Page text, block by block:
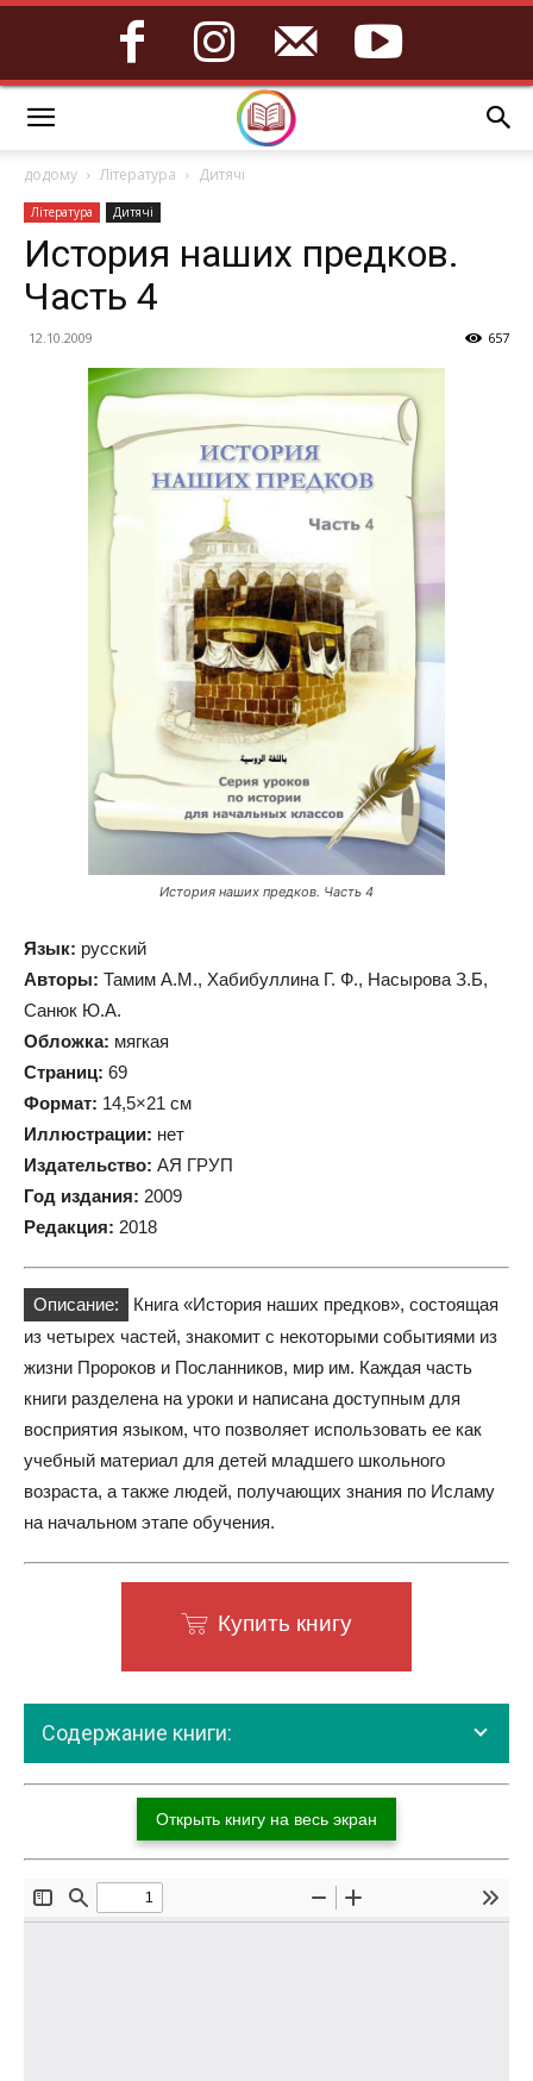
додому Література Дитячі
Література Дитячі
История наших предков.
Часть 4
12.10.2009 657
История наших предков. Часть 4
Язык: русский
Aвторы: Тамим А.М., Хабибуллина Г. Ф., Насырова З.Б,
Санюк Ю.А.
Обложка: мягкая
Страниц: 69
Формат: 14,5×21 см
Иллюстрации: нет
Издательство: АЯ ГРУП
Год издания: 2009
Редакция: 2018
Описание:
Книга «История наших предков», состоящая
из четырех частей, знакомит с некоторыми событиями из
жизни Пророков и Посланников, мир им. Каждая часть
книги разделена на уроки и написана доступным для
восприятия языком, что позволяет использовать ее как
учебный материал для детей младшего школьного
возраста, а также людей, получающих знания по Исламу
на начальном этапе обучения.
Купить книгу
Содержание книги:
Открыть книгу на весь экран